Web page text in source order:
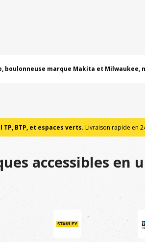
boulonneuse marque Makita et Milwaukee,
BTP, et espaces verts. Livraison rapide en
accessibles en